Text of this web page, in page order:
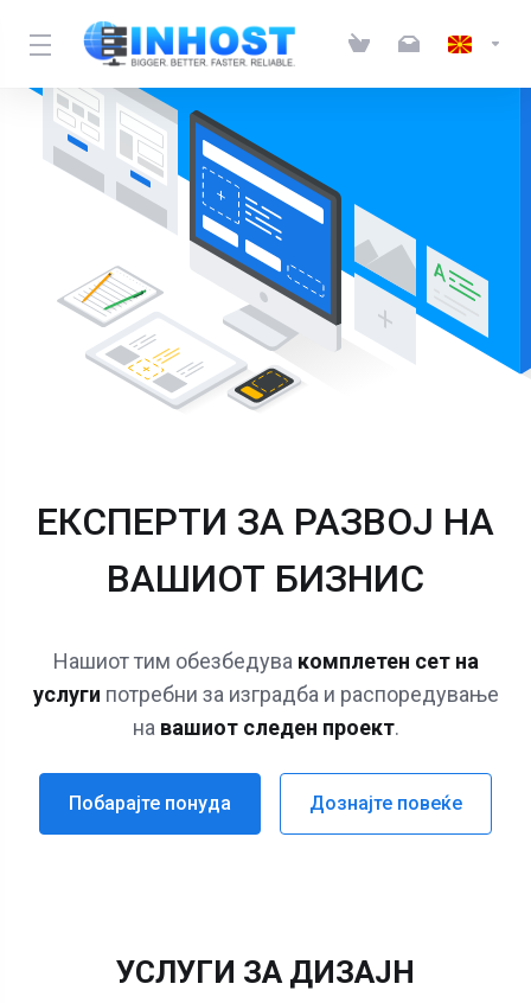
ЕКСПЕРТИ ЗА РАЗВОЈ НА
ВАШИОТ БИЗНИС
Нашиот тим обезбедува комплетен сет на
услуги потребни за изградба и распоредување
на вашиот следен проект.
Побарајте понуда Дознајте повеќе
УСЛУГИ ЗА ДИЗАЈН